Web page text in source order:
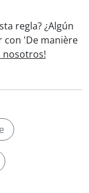
regla? ¿Algún
con 'De manière
nosotros!